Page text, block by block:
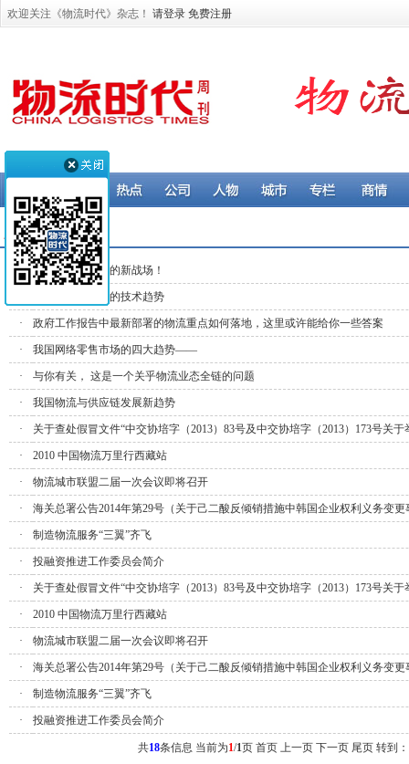
欢迎关注《物流时代》杂志！ 请登录 免费注册
趋势 > 行业趋势
· 国际化，快递业的新战场！
2024年值得关注的技术趋势
· 政府工作报告中最新部署的物流重点如何落地，这里或许能给你一些答案
· 我国网络零售市场的四大趋势——
· 与你有关， 这是一个关乎物流业态全链的问题
· 我国物流与供应链发展新趋势
· 关于查处假冒文件“中交协培字（2013）83号及中交协培字（2013）173号关于
· 2010 中国物流万里行西藏站
· 物流城市联盟二届一次会议即将召开
· 海关总署公告2014年第29号（关于己二酸反倾销措施中韩国企业权利义务变
· 制造物流服务“三翼”齐飞
· 投融资推进工作委员会简介
· 关于查处假冒文件“中交协培字（2013）83号及中交协培字（2013）173号关于
· 2010 中国物流万里行西藏站
· 物流城市联盟二届一次会议即将召开
· 海关总署公告2014年第29号（关于己二酸反倾销措施中韩国企业权利义务变
· 制造物流服务“三翼”齐飞
· 投融资推进工作委员会简介
共18条信息 当前为1/1页 首页 上一页 下一页 尾页 转到